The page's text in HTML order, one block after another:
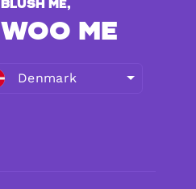
WOO ME
Denmark